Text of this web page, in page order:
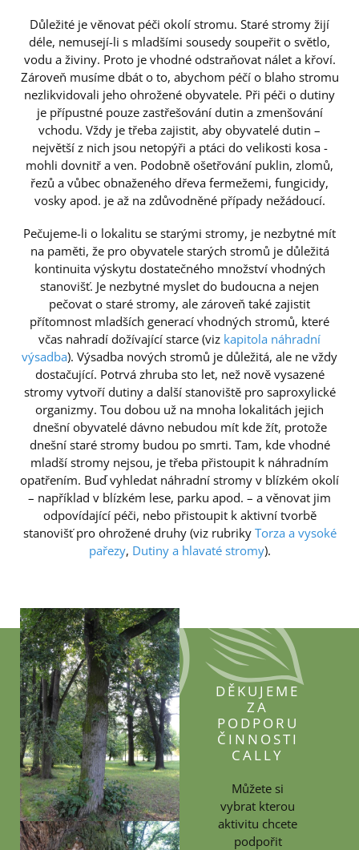
Důležité je věnovat péči okolí stromu. Staré stromy žijí
déle, nemusejí-li s mladšími sousedy soupeřit o světlo,
vodu a živiny. Proto je vhodné odstraňovat nálet a křoví.
Zároveň musíme dbát o to, abychom péčí o blaho stromu
nezlikvidovali jeho ohrožené obyvatele. Při péči o dutiny
je přípustné pouze zastřešování dutin a zmenšování
vchodu. Vždy je třeba zajistit, aby obyvatelé dutin –
největší z nich jsou netopýři a ptáci do velikosti kosa -
mohli dovnitř a ven. Podobně ošetřování puklin, zlomů,
řezů a vůbec obnaženého dřeva fermežemi, fungicidy,
vosky apod. je až na zdůvodněné případy nežádoucí.
Pečujeme-li o lokalitu se starými stromy, je nezbytné mít
na paměti, že pro obyvatele starých stromů je důležitá
kontinuita výskytu dostatečného množství vhodných
stanovišť. Je nezbytné myslet do budoucna a nejen
pečovat o staré stromy, ale zároveň také zajistit
přítomnost mladších generací vhodných stromů, které
včas nahradí dožívající starce (viz kapitola náhradní
výsadba). Výsadba nových stromů je důležitá, ale ne vždy
dostačující. Potrvá zhruba sto let, než nově vysazené
stromy vytvoří dutiny a další stanoviště pro saproxylické
organizmy. Tou dobou už na mnoha lokalitách jejich
dnešní obyvatelé dávno nebudou mít kde žít, protože
dnešní staré stromy budou po smrti. Tam, kde vhodné
mladší stromy nejsou, je třeba přistoupit k náhradním
opatřením. Buď vyhledat náhradní stromy v blízkém okolí
– například v blízkém lese, parku apod. – a věnovat jim
odpovídající péči, nebo přistoupit k aktivní tvorbě
stanovišť pro ohrožené druhy (viz rubriky Torza a vysoké
pařezy, Dutiny a hlavaté stromy).
DĚKUJEME
ZA
PODPORU
ČINNOSTI
CALLY
Můžete si
vybrat kterou
aktivitu chcete
podpořit